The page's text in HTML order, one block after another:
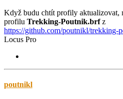
Když budu chtít profily aktualizovat,
profilu Trekking-Poutnik.brfz
https://github.com/poutnikl/trekking-
Locus Pro
poutnikl